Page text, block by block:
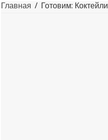
Главная / Готовим: Коктейли